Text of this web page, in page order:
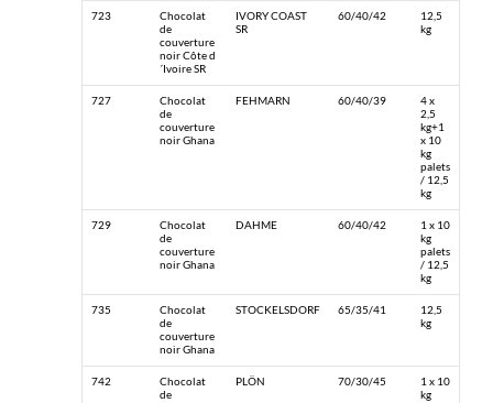
723
Chocolat
de
couverture
noir Côte d
´Ivoire SR
IVORY COAST
SR
60/40/42
12,5
kg
727
Chocolat
de
couverture
noir Ghana
FEHMARN 60/40/39
4 x
2,5
kg+1
x 10
kg
palets
/ 12,5
kg
729
Chocolat
de
couverture
noir Ghana
DAHME 60/40/42
1 x 10
kg
palets
/ 12,5
kg
735
Chocolat
de
couverture
noir Ghana
STOCKELSDORF 65/35/41
12,5
kg
742
Chocolat
de
PLÖN 70/30/45
1 x 10
kg